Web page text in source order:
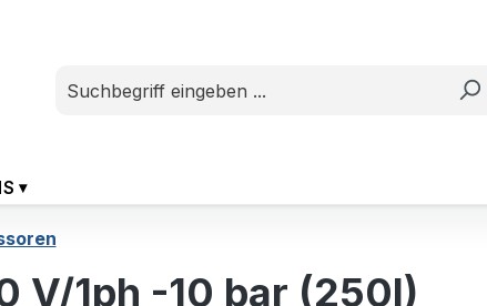
V/1ph -10 bar (250l)